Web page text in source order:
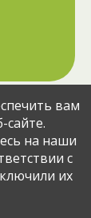
вам
на наши
с
их